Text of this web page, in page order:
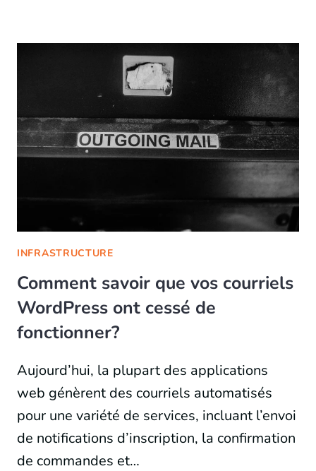
INFRASTRUCTURE
Comment savoir que vos courriels
WordPress ont cessé de
fonctionner?
Aujourd’hui, la plupart des applications
web génèrent des courriels automatisés
pour une variété de services, incluant l’envoi
de notifications d’inscription, la confirmation
de commandes et…